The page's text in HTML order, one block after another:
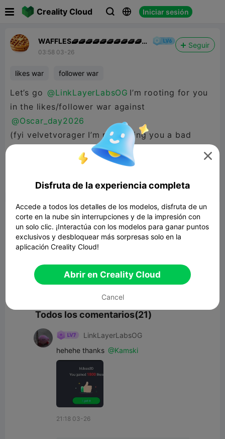
Creality Cloud   Iniciar sesión
WAFFLES🧇🧇🧇🧇🧇🧇🧇🧇🧇🧇
👍
03:58 03-26
Seguir
likes war follower war
Let’s go @LinkLayerLabsOG I’m rooting for you
in the likes/follower war against
@Oscar_day2026
(fyi velvetvorager I’m not saying you a bad
modeler or anything I’m just rooting for
Reporte 6  21
Comentar
Comenta
Todos los comentarios(21)
LinkLayerLabsOG
hehehe thanks @Kamski
21:18 03-26

Disfruta de la experiencia completa
Accede a todos los detalles de los modelos, disfruta de un
corte en la nube sin interrupciones y de la impresión con
un solo clic. ¡Interactúa con los modelos para ganar puntos
exclusivos y desbloquear más sorpresas solo en la
aplicación Creality Cloud!
Abrir en Creality Cloud
Cancel